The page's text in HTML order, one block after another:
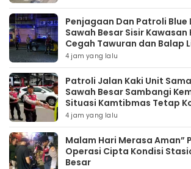
Penjagaan Dan Patroli Blue
Sawah Besar Sisir
Cegah Tawuran dan Balap
4 jam yang lalu
Patroli Jalan Kaki Unit
Sawah Besar Sambangi
Situasi Kamtibmas Tetap
4 jam yang lalu
Malam Hari Merasa Aman”
Operasi Cipta Kondisi
Besar